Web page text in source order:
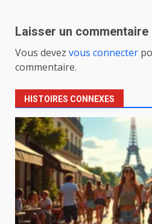
Laisser un commentaire
Vous devez vous connecter
commentaire.
HISTOIRES CONNEXES